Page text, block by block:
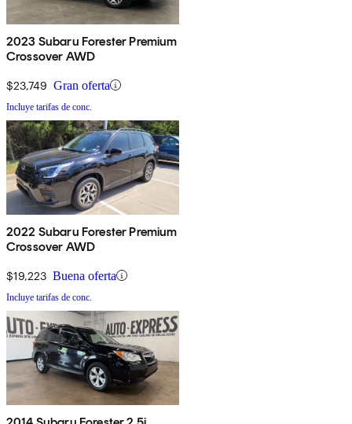
2023 Subaru Forester Premium
Crossover AWD
$23,749 Gran oferta
Incluye tarifas de conc.
2022 Subaru Forester Premium
Crossover AWD
$19,223 Buena oferta
Incluye tarifas de conc.